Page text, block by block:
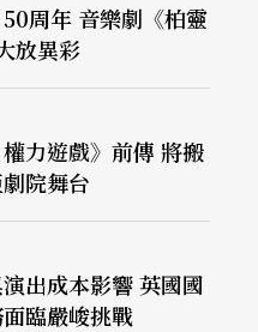
樂劇《柏靈
放異彩
遊戲》前傳 將搬
院舞台
本影響 英國國
臨嚴峻挑戰